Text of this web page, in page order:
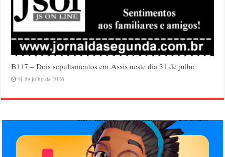
B117 – Dois sepultamentos em Assis neste dia 31 de julho
31 de julho de 2026